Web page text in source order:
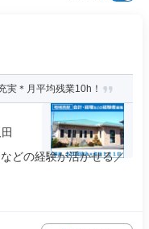
実＊月平均残業10h！
どの経験が活かせる／